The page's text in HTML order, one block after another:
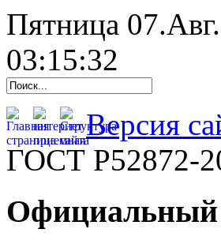
Пятница
03:15:33
Версия
ГОСТ Р52872-
Официальный